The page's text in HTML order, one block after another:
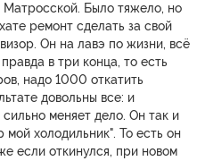
Матросской. Было тяжело, но
ремонт сделать за свой
Он на лавэ по жизни, всё
в три конца, то есть
надо 1000 откатить
довольны все: и
меняет дело. Он так и
мой холодильник". То есть он
если откинулся, при новом